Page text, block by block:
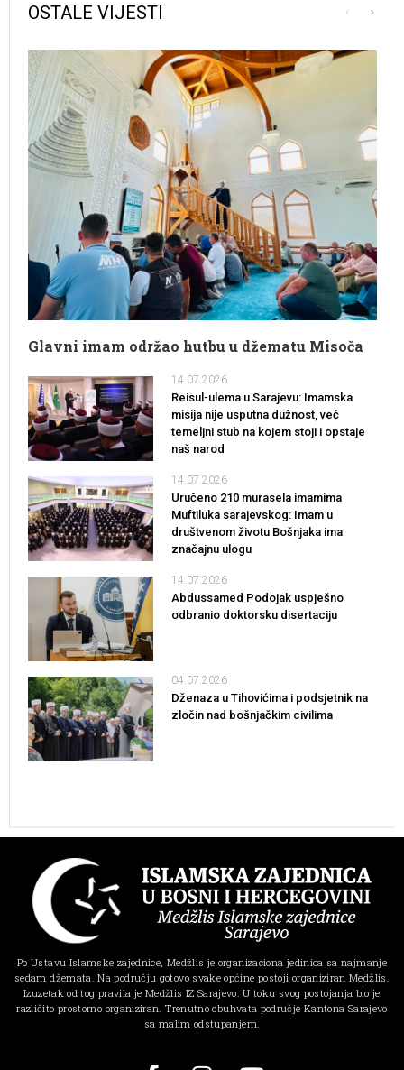
OSTALE VIJESTI
Glavni imam održao hutbu u džematu Misoča
14.07.2026
Reisul-ulema u Sarajevu: Imamska
misija nije usputna dužnost, već
temeljni stub na kojem stoji i opstaje
naš narod
14.07.2026
Uručeno 210 murasela imamima
Muftiluka sarajevskog: Imam u
društvenom životu Bošnjaka ima
značajnu ulogu
14.07.2026
Abdussamed Podojak uspješno
odbranio doktorsku disertaciju
04.07.2026
Dženaza u Tihovićima i podsjetnik na
zločin nad bošnjačkim civilima
Po Ustavu Islamske zajednice, Medžlis je organizaciona jedinica sa najmanje
sedam džemata. Na području gotovo svake općine postoji organiziran Medžlis.
Izuzetak od tog pravila je Medžlis IZ Sarajevo. U toku svog postojanja bio je
različito prostorno organiziran. Trenutno obuhvata područje Kantona Sarajevo
sa malim odstupanjem.